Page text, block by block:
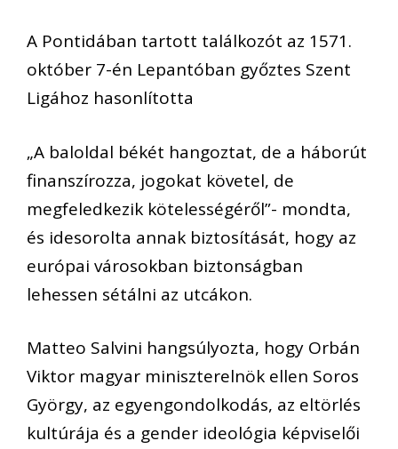
A Pontidában tartott találkozót az 1571.
október 7-én Lepantóban győztes Szent
Ligához hasonlította
„A baloldal békét hangoztat, de a háborút
finanszírozza, jogokat követel, de
megfeledkezik kötelességéről”- mondta,
és idesorolta annak biztosítását, hogy az
európai városokban biztonságban
lehessen sétálni az utcákon.
Matteo Salvini hangsúlyozta, hogy Orbán
Viktor magyar miniszterelnök ellen Soros
György, az egyengondolkodás, az eltörlés
kultúrája és a gender ideológia képviselői